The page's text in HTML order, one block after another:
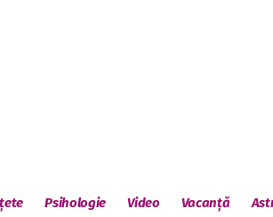
Psihologie Video Vacanță